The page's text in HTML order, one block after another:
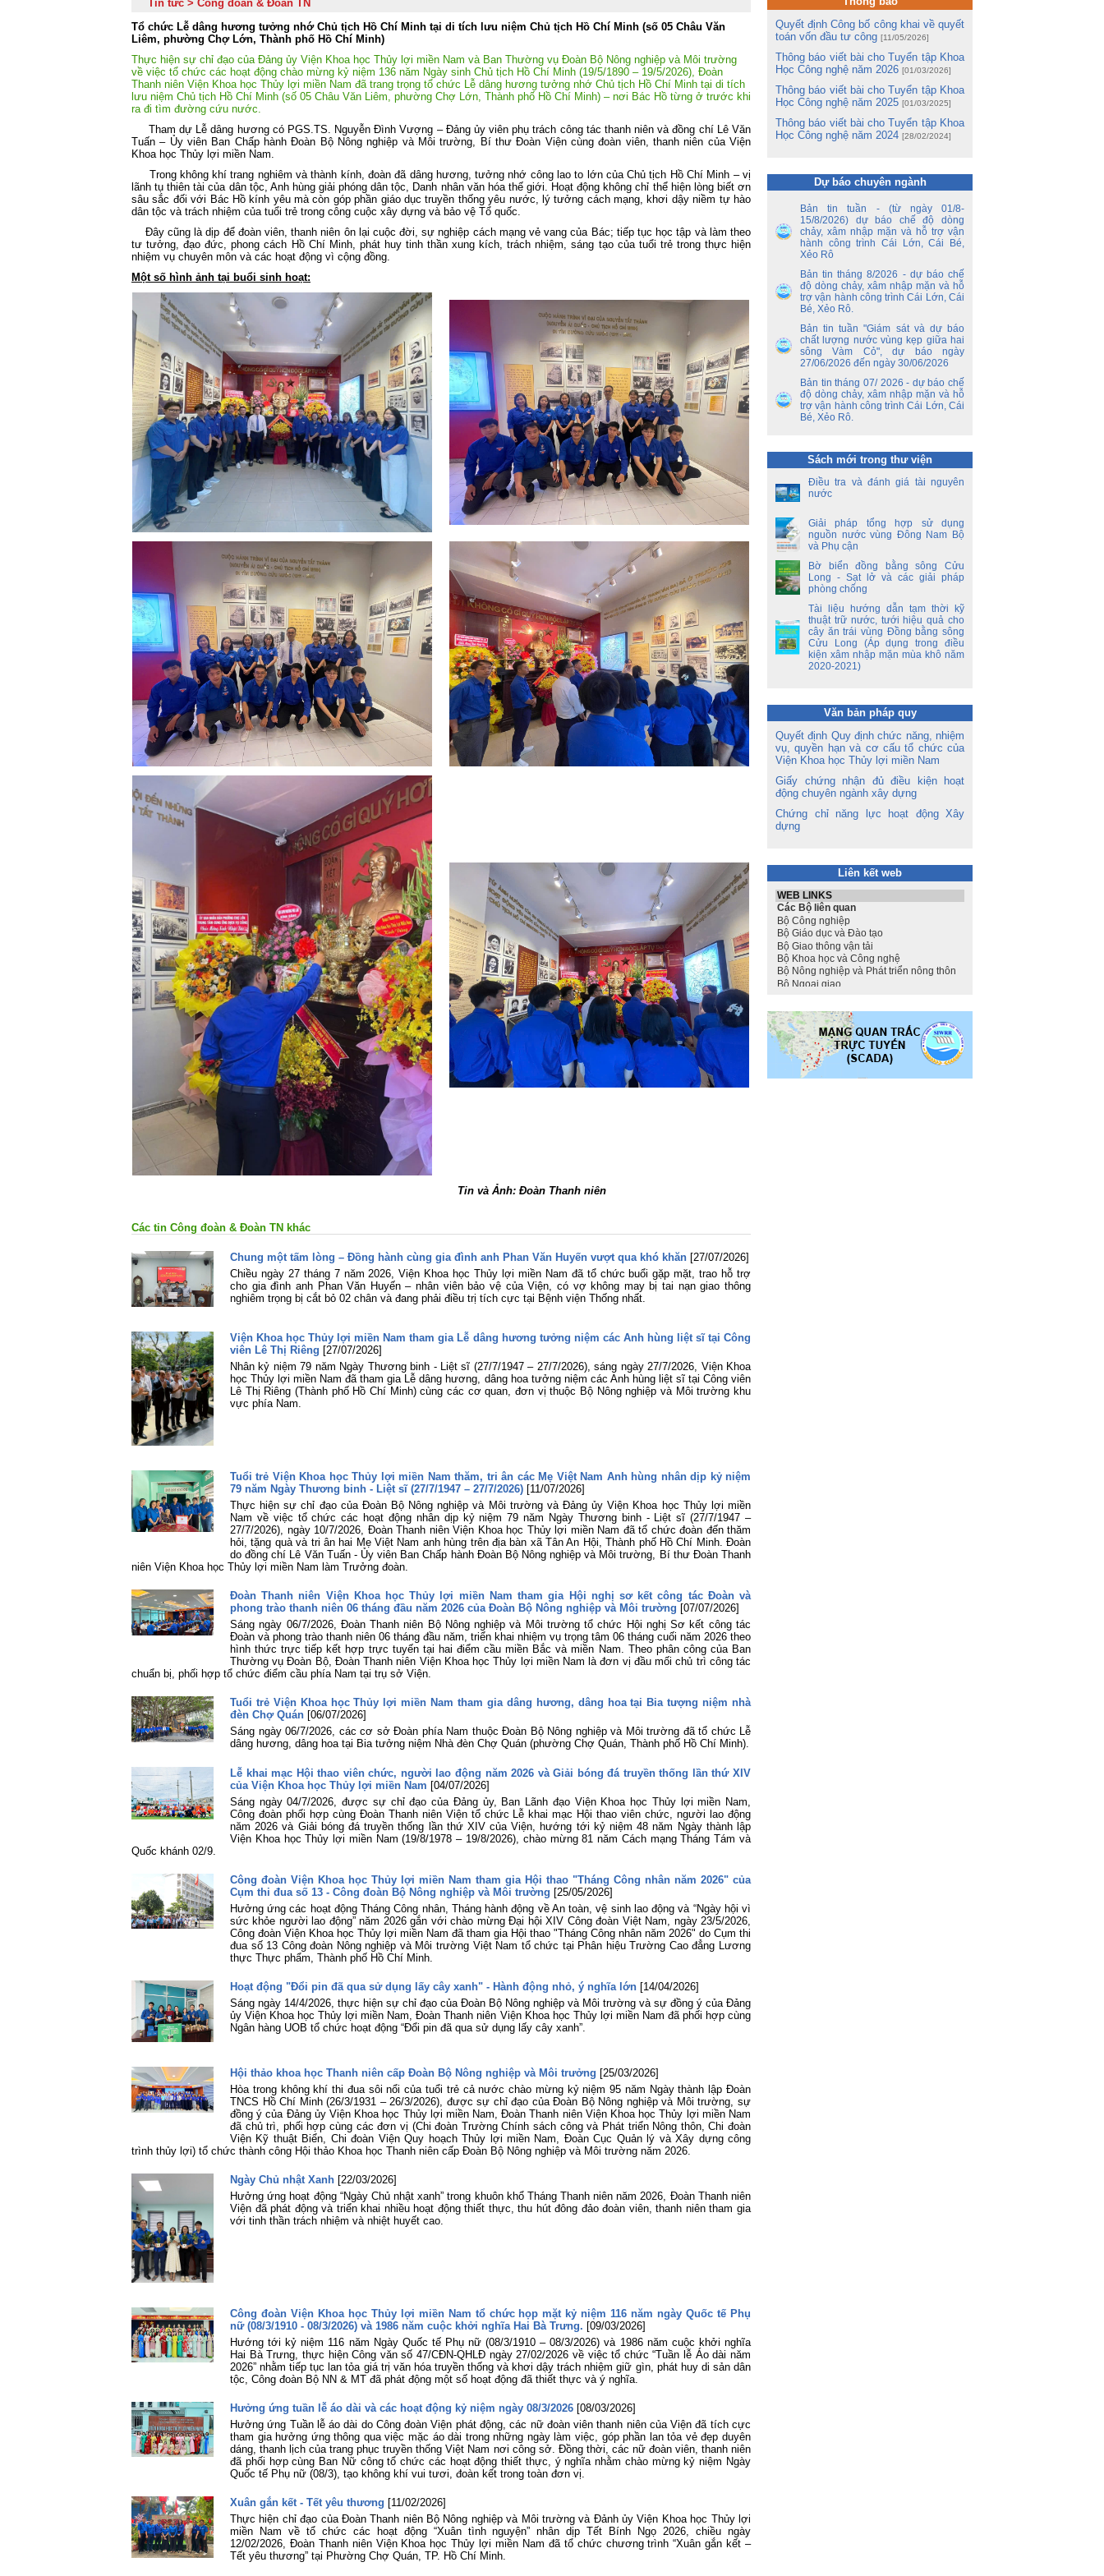
Đảng khóa XIV
tham gia Lễ dâng hương tưởng niệm
các Anh hùng liệt sĩ tại Công viên Lê
Thị Riêng
Chung một tấm lòng – Đồng hành cùng
khó khăn
Viện Khoa học Thủy lợi miền Nam tổ
học vị và trao bằng Tiến sĩ cho tân Tiến
sĩ Lê Thị Mỹ Diệp
Tuổi trẻ Viện Khoa học Thủy lợi miền
hùng nhân dịp kỷ niệm 79 năm Ngày
Thương binh - Liệt sĩ (27/7/1947 –
27/7/2026)
ninh nguồn nước
Đoàn Thanh niên Viện Khoa học Thủy
lợi miền Nam tham gia Hội nghị sơ kết
công tác Đoàn và phong trào thanh niên
06 tháng đầu năm 2026 của Đoàn Bộ
Nông nghiệp và Môi trường
Tuổi trẻ Viện Khoa học Thủy lợi miền
Nam tham gia dâng hương, dâng hoa
tại Bia tượng niệm nhà đèn Chợ Quán
Lễ khai mạc Hội thao viên chức, người
lao động năm 2026 và Giải bóng đá
truyền thống lần thứ XIV của Viện Khoa
học Thủy lợi miền Nam
Tin tức > Công đoàn & Đoàn TN
Tổ chức Lễ dâng hương tưởng nhớ Chủ tịch Hồ Chí Minh tại di tích lưu niệm Chủ tịch Hồ Chí Minh (số 05 Châu Văn
Liêm, phường Chợ Lớn, Thành phố Hồ Chí Minh)
Thực hiện sự chỉ đạo của Đảng ủy Viện Khoa học Thủy lợi miền Nam và Ban Thường vụ Đoàn Bộ Nông nghiệp và Môi trường
về việc tổ chức các hoạt động chào mừng kỷ niệm 136 năm Ngày sinh Chủ tịch Hồ Chí Minh (19/5/1890 – 19/5/2026), Đoàn
Thanh niên Viện Khoa học Thủy lợi miền Nam đã trang trọng tổ chức Lễ dâng hương tưởng nhớ Chủ tịch Hồ Chí Minh tại di tích
lưu niệm Chủ tịch Hồ Chí Minh (số 05 Châu Văn Liêm, phường Chợ Lớn, Thành phố Hồ Chí Minh) – nơi Bác Hồ từng ở trước khi
ra đi tìm đường cứu nước.
Tham dự Lễ dâng hương có PGS.TS. Nguyễn Đình Vượng – Đảng ủy viên phụ trách công tác thanh niên và đồng chí Lê Văn
Tuấn – Ủy viên Ban Chấp hành Đoàn Bộ Nông nghiệp và Môi trường, Bí thư Đoàn Viện cùng đoàn viên, thanh niên của Viện
Khoa học Thủy lợi miền Nam.
Trong không khí trang nghiêm và thành kính, đoàn đã dâng hương, tưởng nhớ công lao to lớn của Chủ tịch Hồ Chí Minh – vị
lãnh tụ thiên tài của dân tộc, Anh hùng giải phóng dân tộc, Danh nhân văn hóa thế giới. Hoạt động không chỉ thể hiện lòng biết ơn
sâu sắc đối với Bác Hồ kính yêu mà còn góp phần giáo dục truyền thống yêu nước, lý tưởng cách mạng, khơi dậy niềm tự hào
dân tộc và trách nhiệm của tuổi trẻ trong công cuộc xây dựng và bảo vệ Tổ quốc.
Đây cũng là dịp để đoàn viên, thanh niên ôn lại cuộc đời, sự nghiệp cách mạng vẻ vang của Bác; tiếp tục học tập và làm theo
tư tưởng, đạo đức, phong cách Hồ Chí Minh, phát huy tinh thần xung kích, trách nhiệm, sáng tạo của tuổi trẻ trong thực hiện
nhiệm vụ chuyên môn và các hoạt động vì cộng đồng.
Một số hình ảnh tại buổi sinh hoạt:
Tin và Ảnh: Đoàn Thanh niên
Các tin Công đoàn & Đoàn TN khác
Chung một tấm lòng – Đồng hành cùng gia đình anh Phan Văn Huyến vượt qua khó khăn [27/07/2026]
Chiều ngày 27 tháng 7 năm 2026, Viện Khoa học Thủy lợi miền Nam đã tổ chức buổi gặp mặt, trao hỗ trợ
cho gia đình anh Phan Văn Huyến – nhân viên bảo vệ của Viện, có vợ không may bị tai nạn giao thông
nghiêm trọng bị cắt bỏ 02 chân và đang phải điều trị tích cực tại Bệnh viện Thống nhất.
Viện Khoa học Thủy lợi miền Nam tham gia Lễ dâng hương tưởng niệm các Anh hùng liệt sĩ tại Công
viên Lê Thị Riêng [27/07/2026]
Nhân kỷ niệm 79 năm Ngày Thương binh - Liệt sĩ (27/7/1947 – 27/7/2026), sáng ngày 27/7/2026, Viện Khoa
học Thủy lợi miền Nam đã tham gia Lễ dâng hương, dâng hoa tưởng niệm các Anh hùng liệt sĩ tại Công viên
Lê Thị Riêng (Thành phố Hồ Chí Minh) cùng các cơ quan, đơn vị thuộc Bộ Nông nghiệp và Môi trường khu
vực phía Nam.
Tuổi trẻ Viện Khoa học Thủy lợi miền Nam thăm, tri ân các Mẹ Việt Nam Anh hùng nhân dịp kỷ niệm
79 năm Ngày Thương binh - Liệt sĩ (27/7/1947 – 27/7/2026) [11/07/2026]
Thực hiện sự chỉ đạo của Đoàn Bộ Nông nghiệp và Môi trường và Đảng ủy Viện Khoa học Thủy lợi miền
Nam về việc tổ chức các hoạt động nhân dịp kỷ niệm 79 năm Ngày Thương binh - Liệt sĩ (27/7/1947 –
27/7/2026), ngày 10/7/2026, Đoàn Thanh niên Viện Khoa học Thủy lợi miền Nam đã tổ chức đoàn đến thăm
hỏi, tặng quà và tri ân hai Mẹ Việt Nam anh hùng trên địa bàn xã Tân An Hội, Thành phố Hồ Chí Minh. Đoàn
do đồng chí Lê Văn Tuấn - Ủy viên Ban Chấp hành Đoàn Bộ Nông nghiệp và Môi trường, Bí thư Đoàn Thanh
niên Viện Khoa học Thủy lợi miền Nam làm Trưởng đoàn.
Đoàn Thanh niên Viện Khoa học Thủy lợi miền Nam tham gia Hội nghị sơ kết công tác Đoàn và
phong trào thanh niên 06 tháng đầu năm 2026 của Đoàn Bộ Nông nghiệp và Môi trường [07/07/2026]
Sáng ngày 06/7/2026, Đoàn Thanh niên Bộ Nông nghiệp và Môi trường tổ chức Hội nghị Sơ kết công tác
Đoàn và phong trào thanh niên 06 tháng đầu năm, triển khai nhiệm vụ trọng tâm 06 tháng cuối năm 2026 theo
hình thức trực tiếp kết hợp trực tuyến tại hai điểm cầu miền Bắc và miền Nam. Theo phân công của Ban
Thường vụ Đoàn Bộ, Đoàn Thanh niên Viện Khoa học Thủy lợi miền Nam là đơn vị đầu mối chủ trì công tác
chuẩn bị, phối hợp tổ chức điểm cầu phía Nam tại trụ sở Viện.
Tuổi trẻ Viện Khoa học Thủy lợi miền Nam tham gia dâng hương, dâng hoa tại Bia tượng niệm nhà
đèn Chợ Quán [06/07/2026]
Sáng ngày 06/7/2026, các cơ sở Đoàn phía Nam thuộc Đoàn Bộ Nông nghiệp và Môi trường đã tổ chức Lễ
dâng hương, dâng hoa tại Bia tưởng niệm Nhà đèn Chợ Quán (phường Chợ Quán, Thành phố Hồ Chí Minh).
Lễ khai mạc Hội thao viên chức, người lao động năm 2026 và Giải bóng đá truyền thống lần thứ XIV
của Viện Khoa học Thủy lợi miền Nam [04/07/2026]
Sáng ngày 04/7/2026, được sự chỉ đạo của Đảng ủy, Ban Lãnh đạo Viện Khoa học Thủy lợi miền Nam,
Công đoàn phối hợp cùng Đoàn Thanh niên Viện tổ chức Lễ khai mạc Hội thao viên chức, người lao động
năm 2026 và Giải bóng đá truyền thống lần thứ XIV của Viện, hướng tới kỷ niệm 48 năm Ngày thành lập
Viện Khoa học Thủy lợi miền Nam (19/8/1978 – 19/8/2026), chào mừng 81 năm Cách mạng Tháng Tám và
Quốc khánh 02/9.
Công đoàn Viện Khoa học Thủy lợi miền Nam tham gia Hội thao "Tháng Công nhân năm 2026" của
Cụm thi đua số 13 - Công đoàn Bộ Nông nghiệp và Môi trường [25/05/2026]
Hưởng ứng các hoạt động Tháng Công nhân, Tháng hành động về An toàn, vệ sinh lao động và “Ngày hội vì
sức khỏe người lao động” năm 2026 gắn với chào mừng Đại hội XIV Công đoàn Việt Nam, ngày 23/5/2026,
Công đoàn Viện Khoa học Thủy lợi miền Nam đã tham gia Hội thao "Tháng Công nhân năm 2026" do Cụm thi
đua số 13 Công đoàn Nông nghiệp và Môi trường Việt Nam tổ chức tại Phân hiệu Trường Cao đẳng Lương
thực Thực phẩm, Thành phố Hồ Chí Minh.
Hoạt động "Đổi pin đã qua sử dụng lấy cây xanh" - Hành động nhỏ, ý nghĩa lớn [14/04/2026]
Sáng ngày 14/4/2026, thực hiện sự chỉ đạo của Đoàn Bộ Nông nghiệp và Môi trường và sự đồng ý của Đảng
ủy Viện Khoa học Thủy lợi miền Nam, Đoàn Thanh niên Viện Khoa học Thủy lợi miền Nam đã phối hợp cùng
Ngân hàng UOB tổ chức hoạt động “Đổi pin đã qua sử dụng lấy cây xanh”.
Hội thảo khoa học Thanh niên cấp Đoàn Bộ Nông nghiệp và Môi trưởng [25/03/2026]
Hòa trong không khí thi đua sôi nổi của tuổi trẻ cả nước chào mừng kỷ niệm 95 năm Ngày thành lập Đoàn
TNCS Hồ Chí Minh (26/3/1931 – 26/3/2026), được sự chỉ đạo của Đoàn Bộ Nông nghiệp và Môi trường, sự
đồng ý của Đảng ủy Viện Khoa học Thủy lợi miền Nam, Đoàn Thanh niên Viện Khoa học Thủy lợi miền Nam
đã chủ trì, phối hợp cùng các đơn vị (Chi đoàn Trường Chính sách công và Phát triển Nông thôn, Chi đoàn
Viện Kỹ thuật Biển, Chi đoàn Viện Quy hoạch Thủy lợi miền Nam, Đoàn Cục Quản lý và Xây dựng công
trình thủy lợi) tổ chức thành công Hội thảo Khoa học Thanh niên cấp Đoàn Bộ Nông nghiệp và Môi trường năm 2026.
Ngày Chủ nhật Xanh [22/03/2026]
Hưởng ứng hoạt động “Ngày Chủ nhật xanh” trong khuôn khổ Tháng Thanh niên năm 2026, Đoàn Thanh niên
Viện đã phát động và triển khai nhiều hoạt động thiết thực, thu hút đông đảo đoàn viên, thanh niên tham gia
với tinh thần trách nhiệm và nhiệt huyết cao.
Công đoàn Viện Khoa học Thủy lợi miền Nam tổ chức họp mặt kỷ niệm 116 năm ngày Quốc tế Phụ
nữ (08/3/1910 - 08/3/2026) và 1986 năm cuộc khởi nghĩa Hai Bà Trưng. [09/03/2026]
Hướng tới kỷ niệm 116 năm Ngày Quốc tế Phụ nữ (08/3/1910 – 08/3/2026) và 1986 năm cuộc khởi nghĩa
Hai Bà Trưng, thực hiện Công văn số 47/CĐN-QHLĐ ngày 27/02/2026 về việc tổ chức “Tuần lễ Áo dài năm
2026” nhằm tiếp tục lan tỏa giá trị văn hóa truyền thống và khơi dậy trách nhiệm giữ gìn, phát huy di sản dân
tộc, Công đoàn Bộ NN & MT đã phát động một số hoạt động đã thiết thực và ý nghĩa.
Hưởng ứng tuần lễ áo dài và các hoạt động kỷ niệm ngày 08/3/2026 [08/03/2026]
Hưởng ứng Tuần lễ áo dài do Công đoàn Viện phát động, các nữ đoàn viên thanh niên của Viện đã tích cực
tham gia hưởng ứng thông qua việc mặc áo dài trong những ngày làm việc, góp phần lan tỏa vẻ đẹp duyên
dáng, thanh lịch của trang phục truyền thống Việt Nam nơi công sở. Đồng thời, các nữ đoàn viên, thanh niên
đã phối hợp cùng Ban Nữ công tổ chức các hoạt động thiết thực, ý nghĩa nhằm chào mừng kỷ niệm Ngày
Quốc tế Phụ nữ (08/3), tạo không khí vui tươi, đoàn kết trong toàn đơn vị.
Xuân gắn kết - Tết yêu thương [11/02/2026]
Thực hiện chỉ đạo của Đoàn Thanh niên Bộ Nông nghiệp và Môi trường và Đảnh ủy Viện Khoa học Thủy lợi
miền Nam về tổ chức các hoạt động “Xuân tình nguyện” nhân dịp Tết Bính Ngọ 2026, chiều ngày
12/02/2026, Đoàn Thanh niên Viện Khoa học Thủy lợi miền Nam đã tổ chức chương trình “Xuân gắn kết –
Tết yêu thương” tại Phường Chợ Quán, TP. Hồ Chí Minh.
Quyết định Công bố công khai về quyết
toán vốn đầu tư công [11/05/2026]
Thông báo viết bài cho Tuyển tập Khoa
Học Công nghệ năm 2026 [01/03/2026]
Thông báo viết bài cho Tuyển tập Khoa
Học Công nghệ năm 2025 [01/03/2025]
Thông báo viết bài cho Tuyển tập Khoa
Học Công nghệ năm 2024 [28/02/2024]
Dự báo chuyên ngành
Bản tin tuần - (từ ngày 01/8-
15/8/2026) dự báo chế độ dòng
chảy, xâm nhập mặn và hỗ trợ vận
hành công trình Cái Lớn, Cái Bé,
Xẻo Rô
Bản tin tháng 8/2026 - dự báo chế
độ dòng chảy, xâm nhập mặn và hỗ
trợ vận hành công trình Cái Lớn, Cái
Bé, Xẻo Rô.
Bản tin tuần "Giám sát và dự báo
chất lượng nước vùng kẹp giữa hai
sông Vàm Cỏ", dự báo ngày
27/06/2026 đến ngày 30/06/2026
Bản tin tháng 07/ 2026 - dự báo chế
độ dòng chảy, xâm nhập mặn và hỗ
trợ vận hành công trình Cái Lớn, Cái
Bé, Xẻo Rô.
Sách mới trong thư viện
Điều tra và đánh giá tài nguyên
nước
Giải pháp tổng hợp sử dụng
nguồn nước vùng Đông Nam Bộ
và Phụ cận
Bờ biển đồng bằng sông Cửu
Long - Sạt lở và các giải pháp
phòng chống
Tài liệu hướng dẫn tạm thời kỹ
thuật trữ nước, tưới hiệu quả cho
cây ăn trái vùng Đồng bằng sông
Cửu Long (Áp dụng trong điều
kiện xâm nhập mặn mùa khô năm
2020-2021)
Văn bản pháp quy
Quyết định Quy định chức năng, nhiệm
vụ, quyền hạn và cơ cấu tổ chức của
Viện Khoa học Thủy lợi miền Nam
Giấy chứng nhận đủ điều kiện hoạt
động chuyên ngành xây dựng
Chứng chỉ năng lực hoạt động Xây
dựng
Liên kết web